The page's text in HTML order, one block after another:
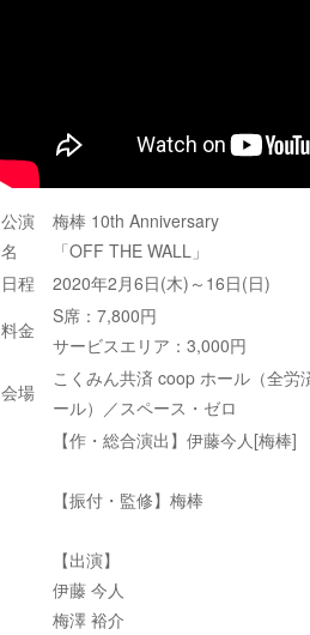
公演
名
梅棒 10th Anniversary
「OFF THE WALL」
日程
2020年2月6日(木)～16日(日)
料金
S席：7,800円
サービスエリア：3,000円
会場
こくみん共済 coop ホール（全労
ール）／スペース・ゼロ
【作・総合演出】伊藤今人[梅棒]
【振付・監修】梅棒
【出演】
伊藤 今人
梅澤 裕介